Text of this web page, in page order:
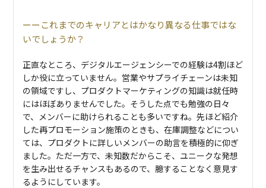
これまでのキャリアとはかなり異なる仕事ではな
いでしょうか？
正直なところ、デジタルエージェンシーでの経験は4割ほど
しか役に立っていません。営業やサプライチェーンは未知
の領域ですし、プロダクトマーケティングの知識は就任時
にはほぼありませんでした。そうした点でも勉強の日々
で、メンバーに助けられることも多いですね。先ほど紹介
した再プロモーション施策のときも、在庫調整などについ
ては、プロダクトに詳しいメンバーの助言を積極的に仰ぎ
ました。ただ一方で、未知数だからこそ、ユニークな発想
を生み出せるチャンスもあるので、臆することなく意見す
るようにしています。